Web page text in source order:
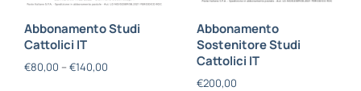
Abbonamento Studi
Cattolici IT
€80,00 – €140,00
Abbonamento
Sostenitore Studi
Cattolici IT
€200,00